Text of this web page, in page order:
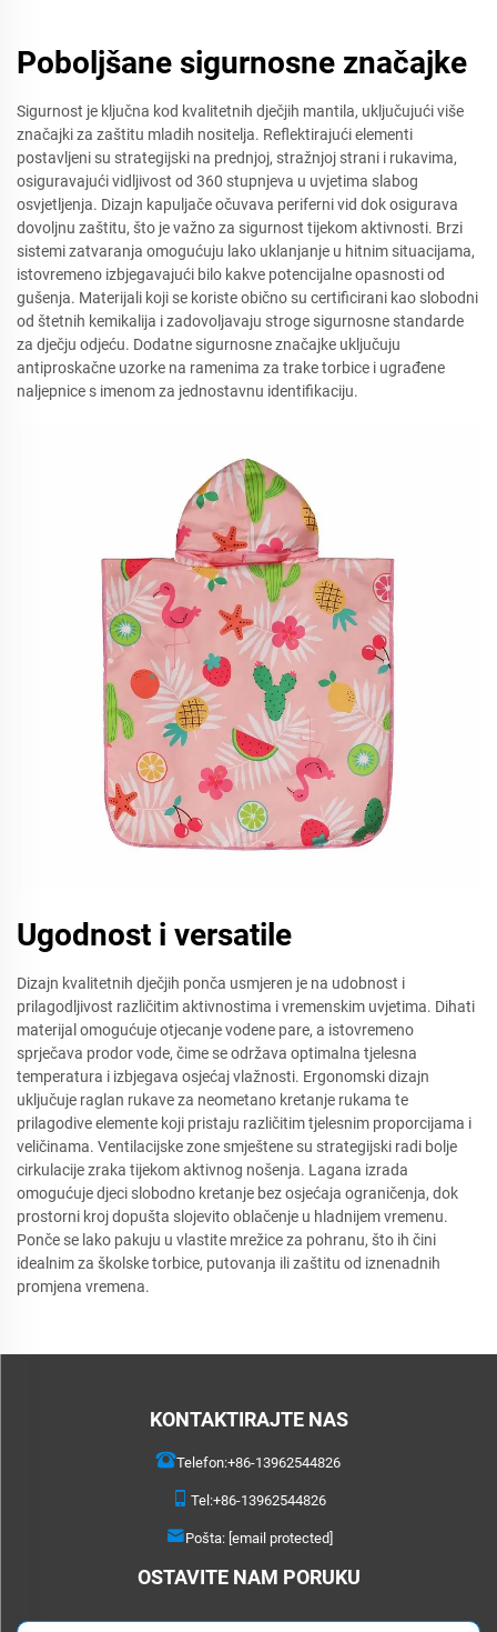
Poboljšane sigurnosne značajke
Sigurnost je ključna kod kvalitetnih dječjih mantila, uključujući više
značajki za zaštitu mladih nositelja. Reflektirajući elementi
postavljeni su strategijski na prednjoj, stražnjoj strani i rukavima,
osiguravajući vidljivost od 360 stupnjeva u uvjetima slabog
osvjetljenja. Dizajn kapuljače očuvava periferni vid dok osigurava
dovoljnu zaštitu, što je važno za sigurnost tijekom aktivnosti. Brzi
sistemi zatvaranja omogućuju lako uklanjanje u hitnim situacijama,
istovremeno izbjegavajući bilo kakve potencijalne opasnosti od
gušenja. Materijali koji se koriste obično su certificirani kao slobodni
od štetnih kemikalija i zadovoljavaju stroge sigurnosne standarde
za dječju odjeću. Dodatne sigurnosne značajke uključuju
antiproskačne uzorke na ramenima za trake torbice i ugrađene
naljepnice s imenom za jednostavnu identifikaciju.
Ugodnost i versatile
Dizajn kvalitetnih dječjih ponča usmjeren je na udobnost i
prilagodljivost različitim aktivnostima i vremenskim uvjetima. Dihati
materijal omogućuje otjecanje vodene pare, a istovremeno
sprječava prodor vode, čime se održava optimalna tjelesna
temperatura i izbjegava osjećaj vlažnosti. Ergonomski dizajn
uključuje raglan rukave za neometano kretanje rukama te
prilagodive elemente koji pristaju različitim tjelesnim proporcijama i
veličinama. Ventilacijske zone smještene su strategijski radi bolje
cirkulacije zraka tijekom aktivnog nošenja. Lagana izrada
omogućuje djeci slobodno kretanje bez osjećaja ograničenja, dok
prostorni kroj dopušta slojevito oblačenje u hladnijem vremenu.
Ponče se lako pakuju u vlastite mrežice za pohranu, što ih čini
idealnim za školske torbice, putovanja ili zaštitu od iznenadnih
promjena vremena.
KONTAKTIRAJTE NAS
Telefon:+86-13962544826
Tel:+86-13962544826
Pošta: [email protected]
OSTAVITE NAM PORUKU